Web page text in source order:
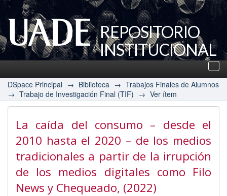
REPOSITORIO
INSTITUCIONAL
UADE
DSpace Principal → Biblioteca → Trabajos Finales de Alumnos
→ Trabajo de Investigación Final (TIF) → Ver ítem
La caída del consumo – desde el
2010 hasta el 2020 – de los medios
tradicionales a partir de la irrupción
de los medios digitales como Filo
News y Chequeado, (2022)